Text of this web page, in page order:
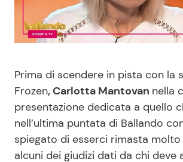
Moda e Style
News benessere
Salute
Viaggi e Turismo
Dolci
Primi
Ricette
Ricette
Prima di scendere in pista con la
Frozen, Carlotta Mantovan nella
presentazione dedicata a quello
nell’ultima puntata di Ballando
spiegato di esserci rimasta molto
alcuni dei giudizi dati da chi deve